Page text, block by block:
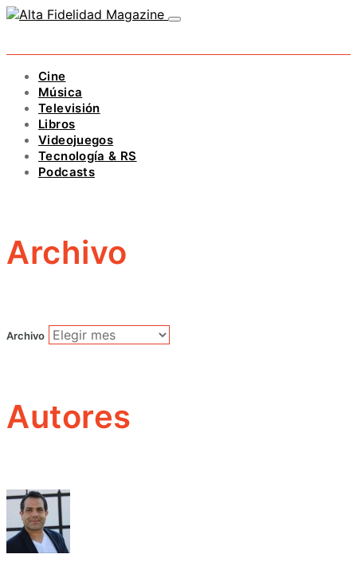
Cine
Música
Televisión
Libros
Videojuegos
Tecnología & RS
Podcasts
Archivo
Archivo
Autores